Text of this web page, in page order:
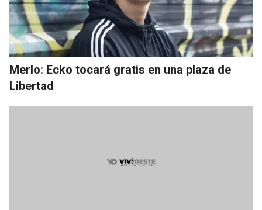
Merlo: Ecko tocará gratis en una plaza de
Libertad